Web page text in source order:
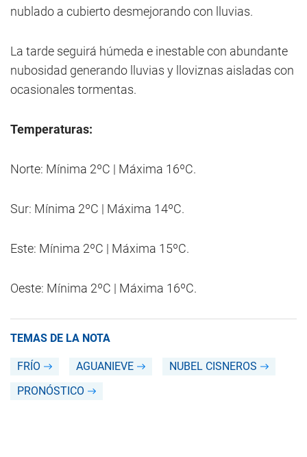
nublado a cubierto desmejorando con lluvias.
La tarde seguirá húmeda e inestable con abundante
nubosidad generando lluvias y lloviznas aisladas con
ocasionales tormentas.
Temperaturas:
Norte: Mínima 2ºC | Máxima 16ºC.
Sur: Mínima 2ºC | Máxima 14ºC.
Este: Mínima 2ºC | Máxima 15ºC.
Oeste: Mínima 2ºC | Máxima 16ºC.
TEMAS DE LA NOTA
FRÍO AGUANIEVE
NUBEL CISNEROS
PRONÓSTICO